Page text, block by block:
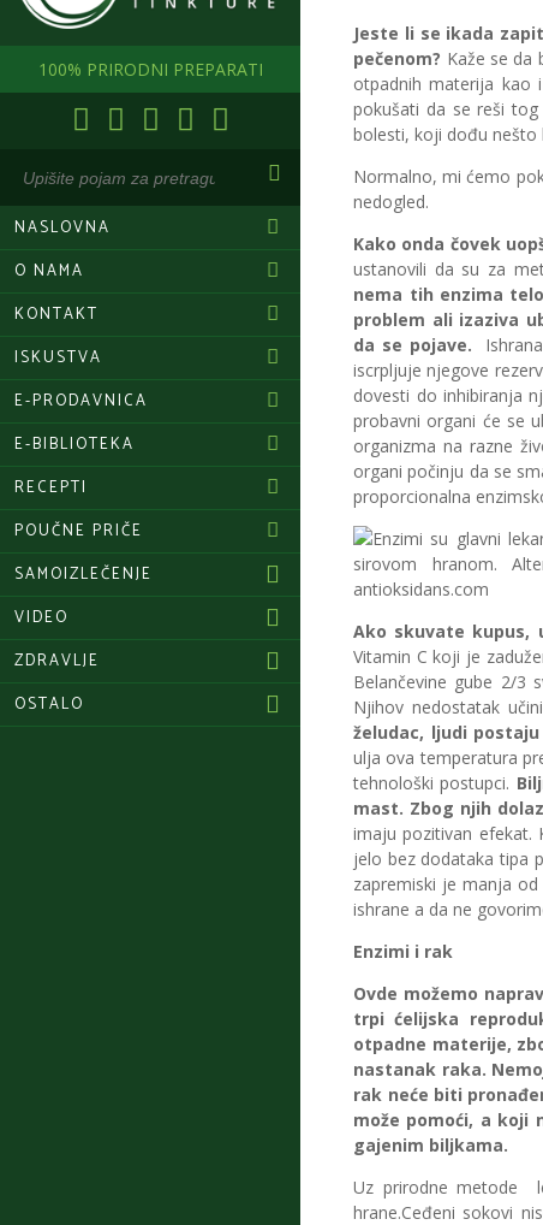
100% PRIRODNI PREPARATI
NASLOVNA
O NAMA
KONTAKT
ISKUSTVA
E-PRODAVNICA
E-BIBLIOTEKA
RECEPTI
POUČNE PRIČE
SAMOIZLEČENJE
VIDEO
ZDRAVLJE
OSTALO
Jeste li se ikada
pečenom? Kaže se da
otpadnih materija kao
pokušati da se reši
bolesti, koji dođu nešto
Normalno, mi ćemo
nedogled.
Kako onda čovek
ustanovili da su za
nema tih enzima
problem ali izaziva
da se pojave.
iscrpljuje njegove
dovesti do inhibiranja
probavni organi će se
organizma na razne
organi počinju da se
proporcionalna
Ako skuvate kupus,
Vitamin C koji je
Belančevine gube 2/3
Njihov nedostatak
želudac, ljudi
ulja ova temperatura
tehnološki postupci.
mast. Zbog njih
imaju pozitivan efekat.
jelo bez dodataka tipa
zapremiski je manja
ishrane a da ne
Enzimi i rak
Ovde možemo
trpi ćelijska
otpadne materije,
nastanak raka.
rak neće biti
može pomoći, a koji
gajenim biljkama.
Uz prirodne metode
hrane.Ceđeni sokovi